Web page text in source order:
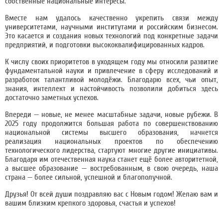
Вместе нам удалось качественно укрепить связи между
университетами, научными институтами и российским бизнесом.
Это касается и создания новых технологий под конкретные задачи
предприятий, и подготовки высококвалифицированных кадров.
К числу своих приоритетов в уходящем году мы относили развитие
фундаментальной науки и привлечение в сферу исследований и
разработок талантливой молодёжи. Благодарю всех, чьи опыт,
знания, интеллект и настойчивость позволили добиться здесь
достаточно заметных успехов.
Впереди — новые, не менее масштабные задачи, новые рубежи. В
2025 году продолжится большая работа по совершенствованию
национальной системы высшего образования, начнется
реализация национальных проектов по обеспечению
технологического лидерства, стартуют многие другие инициативы.
Благодаря им отечественная наука станет ещё более авторитетной,
а высшее образование — востребованным, в свою очередь, наша
страна — более сильной, успешной и благополучной.
Друзья! От всей души поздравляю вас с Новым годом! Желаю вам и
вашим близким крепкого здоровья, счастья и успехов!